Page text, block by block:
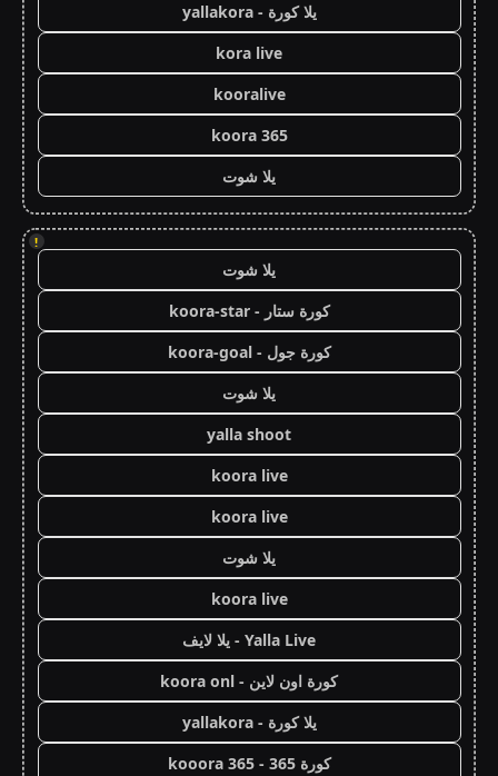
يلا كورة - yallakora
kora live
kooralive
koora 365
يلا شوت
!
يلا شوت
كورة ستار - koora-star
كورة جول - koora-goal
يلا شوت
yalla shoot
koora live
koora live
يلا شوت
koora live
Yalla Live - يلا لايف
كورة اون لاين - koora onl
يلا كورة - yallakora
كورة 365 - kooora 365